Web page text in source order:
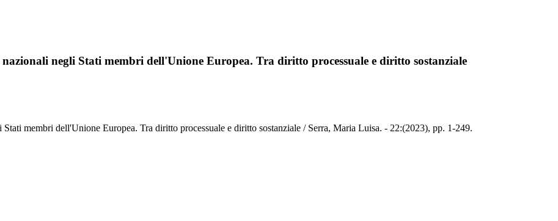
negli Stati membri dell'Unione Europea. Tra diritto processuale e diritto sostanziale
membri dell'Unione Europea. Tra diritto processuale e diritto sostanziale / Serra, Maria Luisa. - 22:(2023), pp. 1-249.